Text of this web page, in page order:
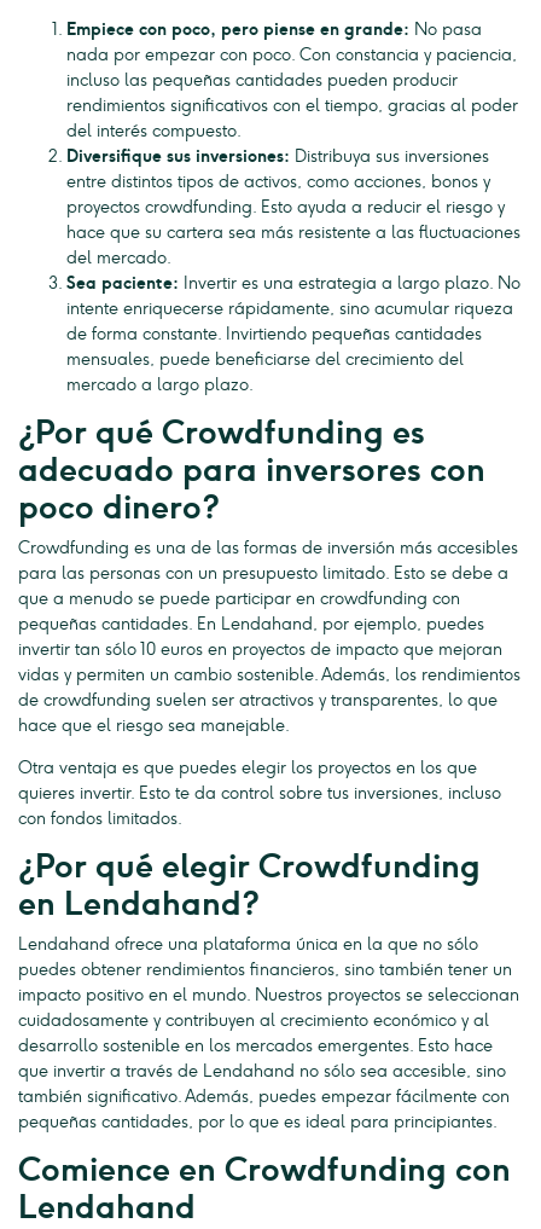
Empiece con poco, pero piense en grande: No pasa
nada por empezar con poco. Con constancia y paciencia,
incluso las pequeñas cantidades pueden producir
rendimientos significativos con el tiempo, gracias al poder
del interés compuesto.
Diversifique sus inversiones: Distribuya sus inversiones
entre distintos tipos de activos, como acciones, bonos y
proyectos crowdfunding. Esto ayuda a reducir el riesgo y
hace que su cartera sea más resistente a las fluctuaciones
del mercado.
Sea paciente: Invertir es una estrategia a largo plazo. No
intente enriquecerse rápidamente, sino acumular riqueza
de forma constante. Invirtiendo pequeñas cantidades
mensuales, puede beneficiarse del crecimiento del
mercado a largo plazo.
¿Por qué Crowdfunding es
adecuado para inversores con
poco dinero?
Crowdfunding es una de las formas de inversión más accesibles
para las personas con un presupuesto limitado. Esto se debe a
que a menudo se puede participar en crowdfunding con
pequeñas cantidades. En Lendahand, por ejemplo, puedes
invertir tan sólo 10 euros en proyectos de impacto que mejoran
vidas y permiten un cambio sostenible. Además, los rendimientos
de crowdfunding suelen ser atractivos y transparentes, lo que
hace que el riesgo sea manejable.
Otra ventaja es que puedes elegir los proyectos en los que
quieres invertir. Esto te da control sobre tus inversiones, incluso
con fondos limitados.
¿Por qué elegir Crowdfunding
en Lendahand?
Lendahand ofrece una plataforma única en la que no sólo
puedes obtener rendimientos financieros, sino también tener un
impacto positivo en el mundo. Nuestros proyectos se seleccionan
cuidadosamente y contribuyen al crecimiento económico y al
desarrollo sostenible en los mercados emergentes. Esto hace
que invertir a través de Lendahand no sólo sea accesible, sino
también significativo. Además, puedes empezar fácilmente con
pequeñas cantidades, por lo que es ideal para principiantes.
Comience en Crowdfunding con
Lendahand